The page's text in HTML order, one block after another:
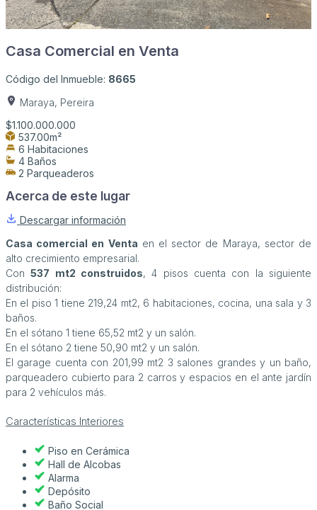
Casa Comercial en Venta
Código del Inmueble: 8665
Maraya, Pereira
$1.100.000.000
537.00m²
6 Habitaciones
4 Baños
2 Parqueaderos
Acerca de este lugar
Descargar información
Casa comercial en Venta en el sector de Maraya, sector de
alto crecimiento empresarial.
Con537 mt2 construidos, 4 pisos cuenta con la siguiente
distribución:
En el piso 1 tiene 219,24 mt2, 6 habitaciones, cocina, una sala y 3
baños.
En el sótano 1 tiene 65,52 mt2 y un salón.
En el sótano 2 tiene 50,90 mt2 y un salón.
El garage cuenta con 201,99 mt2 3 salones grandes y un baño,
parqueadero cubierto para 2 carros y espacios en el ante jardín
para 2 vehículos más.
Características Interiores
Piso en Cerámica
Hall de Alcobas
Alarma
Depósito
Baño Social